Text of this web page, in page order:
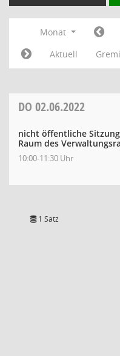
Monat
Aktuell
DO 02.06.2022
nicht öffentliche
Raum des
10:00-11:30 Uhr
1 Satz